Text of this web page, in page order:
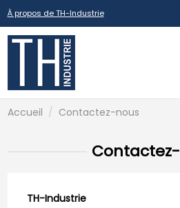
À propos de TH-Industrie
Accueil Contactez-nous
TH-Industrie